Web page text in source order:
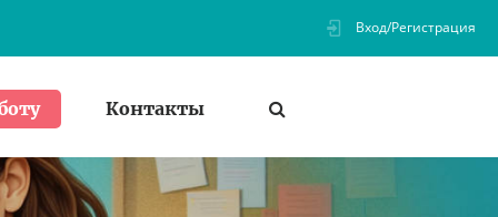
Вход/Регистрация
Контакты